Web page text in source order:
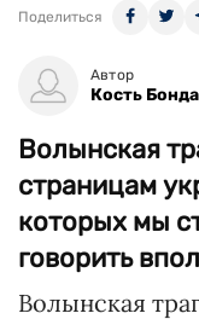
Поделиться
Автор
Кость
Волынская
страницам
которых мы
говорить
Волынская